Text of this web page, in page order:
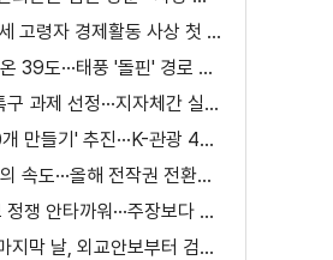
55세~79세 고령자 경제활동 사상 첫 1천만 명 돌파
서울 낮 기온 39도···태풍 '돌핀' 경로 변수
광역연계특구 과제 선정···지자체간 실증 협력 확대
'서울대 10개 만들기' 추진···K-관광 4천만 시대 준비
핵잠 등 협의 속도···올해 전작권 전환시기 결정 추진
"외교·안보 정쟁 안타까워···주장보다 실천 중요"
업무보고 마지막 날, 외교안보부터 검경까지